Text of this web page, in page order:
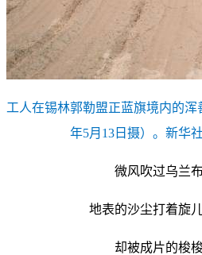
工人在锡林郭勒盟正蓝旗境内的浑
年5月13日摄）。新华
微风吹过乌兰
地表的沙尘打着旋
却被成片的梭